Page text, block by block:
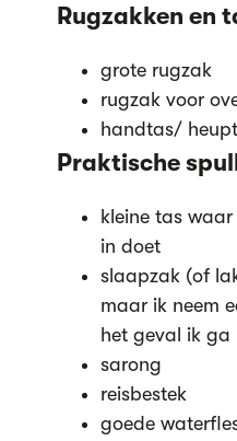
Rugzakken en
grote rugzak
rugzak voor
handtas/
Praktische
kleine tas
in doet
slaapzak (of
maar ik neem
het geval ik ga
sarong
reisbestek
goede